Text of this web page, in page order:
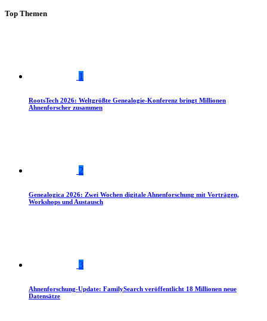
Top Themen
1
RootsTech 2026: Weltgrößte Genealogie-Konferenz bringt Millionen
Ahnenforscher zusammen
2
Genealogica 2026: Zwei Wochen digitale Ahnenforschung mit Vorträgen,
Workshops und Austausch
3
Ahnenforschung-Update: FamilySearch veröffentlicht 18 Millionen neue
Datensätze